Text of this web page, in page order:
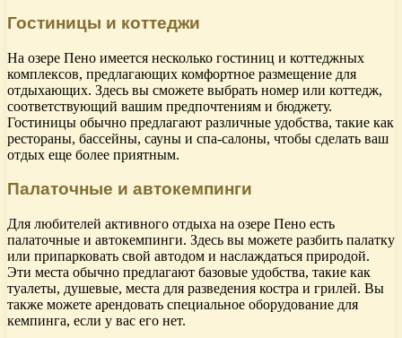
Гостиницы и коттеджи
На озере Пено имеется несколько гостиниц и коттеджных
комплексов, предлагающих комфортное размещение для
отдыхающих. Здесь вы сможете выбрать номер или коттедж,
соответствующий вашим предпочтениям и бюджету.
Гостиницы обычно предлагают различные удобства, такие как
рестораны, бассейны, сауны и спа-салоны, чтобы сделать ваш
отдых еще более приятным.
Палаточные и автокемпинги
Для любителей активного отдыха на озере Пено есть
палаточные и автокемпинги. Здесь вы можете разбить палатку
или припарковать свой автодом и наслаждаться природой.
Эти места обычно предлагают базовые удобства, такие как
туалеты, душевые, места для разведения костра и грилей. Вы
также можете арендовать специальное оборудование для
кемпинга, если у вас его нет.